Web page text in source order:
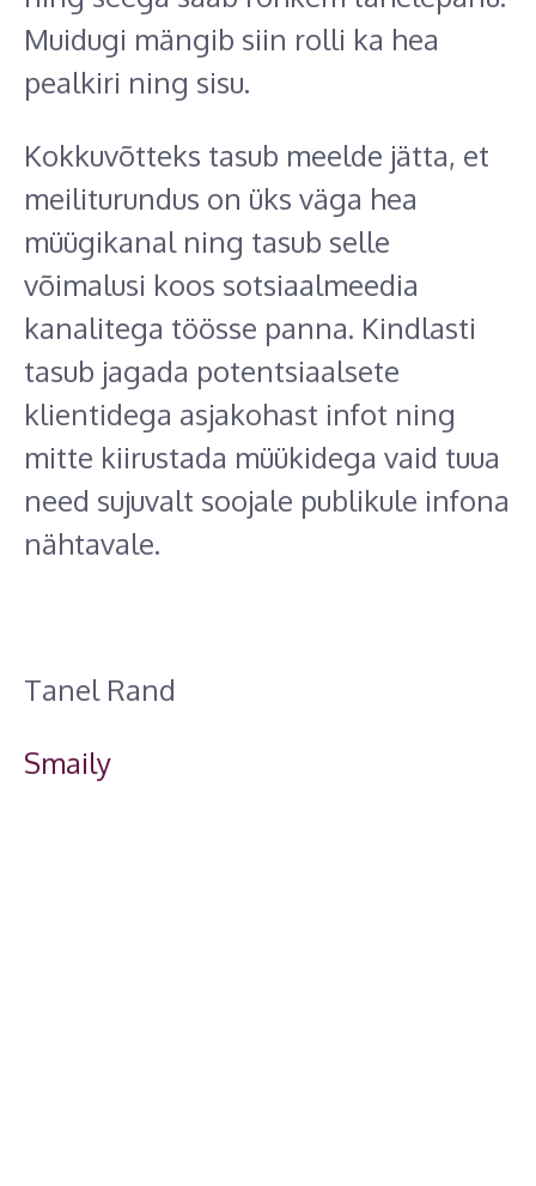
Muidugi mängib siin rolli ka hea
pealkiri ning sisu.
Kokkuvõtteks tasub meelde jätta, et
meiliturundus on üks väga hea
müügikanal ning tasub selle
võimalusi koos sotsiaalmeedia
kanalitega töösse panna. Kindlasti
tasub jagada potentsiaalsete
klientidega asjakohast infot ning
mitte kiirustada müükidega vaid tuua
need sujuvalt soojale publikule infona
nähtavale.
Tanel Rand
Smaily